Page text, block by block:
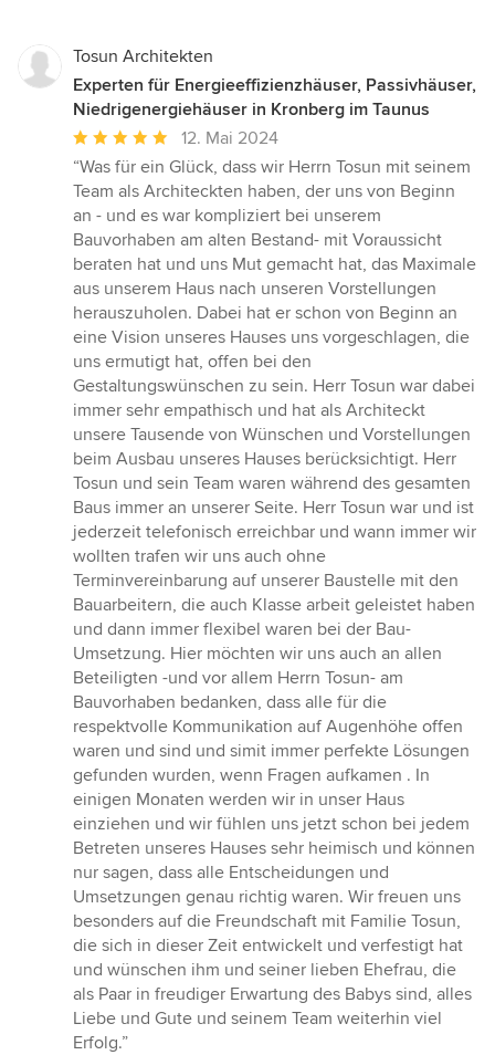
Tosun Architekten
Experten für Energieeffizienzhäuser, Passivhäuser,
Niedrigenergiehäuser in Kronberg im Taunus
Durchschnittliche
Bewertung:
5
von
5
Sternen
12. Mai 2024
“Was für ein Glück, dass wir Herrn Tosun mit seinem
Team als Architeckten haben, der uns von Beginn
an - und es war kompliziert bei unserem
Bauvorhaben am alten Bestand- mit Voraussicht
beraten hat und uns Mut gemacht hat, das Maximale
aus unserem Haus nach unseren Vorstellungen
herauszuholen. Dabei hat er schon von Beginn an
eine Vision unseres Hauses uns vorgeschlagen, die
uns ermutigt hat, offen bei den
Gestaltungswünschen zu sein. Herr Tosun war dabei
immer sehr empathisch und hat als Architeckt
unsere Tausende von Wünschen und Vorstellungen
beim Ausbau unseres Hauses berücksichtigt. Herr
Tosun und sein Team waren während des gesamten
Baus immer an unserer Seite. Herr Tosun war und ist
jederzeit telefonisch erreichbar und wann immer wir
wollten trafen wir uns auch ohne
Terminvereinbarung auf unserer Baustelle mit den
Bauarbeitern, die auch Klasse arbeit geleistet haben
und dann immer flexibel waren bei der Bau-
Umsetzung. Hier möchten wir uns auch an allen
Beteiligten -und vor allem Herrn Tosun- am
Bauvorhaben bedanken, dass alle für die
respektvolle Kommunikation auf Augenhöhe offen
waren und sind und simit immer perfekte Lösungen
gefunden wurden, wenn Fragen aufkamen . In
einigen Monaten werden wir in unser Haus
einziehen und wir fühlen uns jetzt schon bei jedem
Betreten unseres Hauses sehr heimisch und können
nur sagen, dass alle Entscheidungen und
Umsetzungen genau richtig waren. Wir freuen uns
besonders auf die Freundschaft mit Familie Tosun,
die sich in dieser Zeit entwickelt und verfestigt hat
und wünschen ihm und seiner lieben Ehefrau, die
als Paar in freudiger Erwartung des Babys sind, alles
Liebe und Gute und seinem Team weiterhin viel
Erfolg.”